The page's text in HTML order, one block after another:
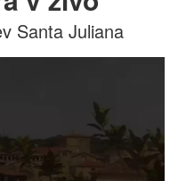
Santa Juliana